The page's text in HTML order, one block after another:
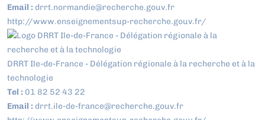
Email : drrt.normandie@recherche.gouv.fr
http://www.enseignementsup-recherche.gouv.fr/
DRRT Ile-de-France - Délégation régionale à la recherche et à la
technologie
Tel : 01 82 52 43 22
Email : drrt.ile-de-france@recherche.gouv.fr